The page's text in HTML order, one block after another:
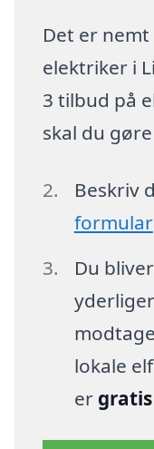
Det er
elektriker i
3 tilbud på
skal du
Beskriv
formular
Du
lokale
er gratis